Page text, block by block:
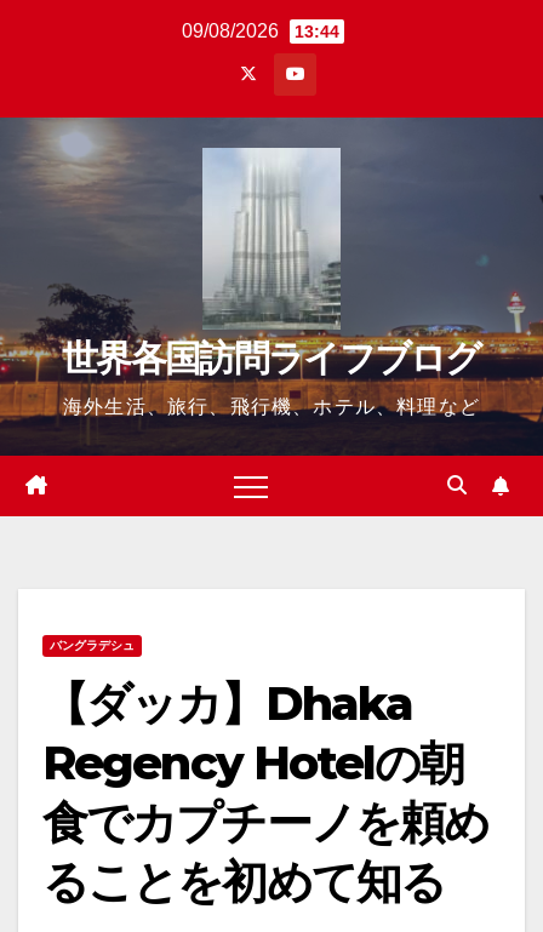
09/08/2026 13:44
世界各国訪問ライフブログ
海外生活、旅行、飛行機、ホテル、料理など
バングラデシュ
【ダッカ】Dhaka
Regency Hotelの朝
食でカプチーノを頼め
ることを初めて知る